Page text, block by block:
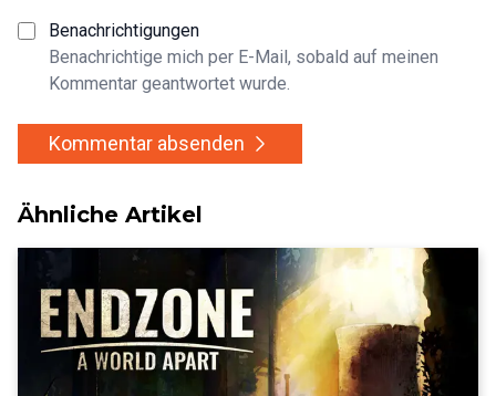
Benachrichtigungen
Benachrichtige mich per E-Mail, sobald auf meinen
Kommentar geantwortet wurde.
Kommentar absenden
Ähnliche Artikel